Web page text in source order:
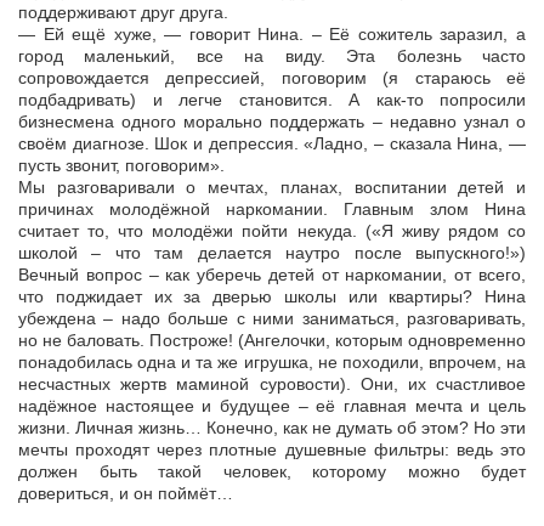
поддерживают друг друга.
— Ей ещё хуже, — говорит Нина. – Её сожитель заразил, а
город маленький, все на виду. Эта болезнь часто
сопровождается депрессией, поговорим (я стараюсь её
подбадривать) и легче становится. А как-то попросили
бизнесмена одного морально поддержать – недавно узнал о
своём диагнозе. Шок и депрессия. «Ладно, – сказала Нина, —
пусть звонит, поговорим».
Мы разговаривали о мечтах, планах, воспитании детей и
причинах молодёжной наркомании. Главным злом Нина
считает то, что молодёжи пойти некуда. («Я живу рядом со
школой – что там делается наутро после выпускного!»)
Вечный вопрос – как уберечь детей от наркомании, от всего,
что поджидает их за дверью школы или квартиры? Нина
убеждена – надо больше с ними заниматься, разговаривать,
но не баловать. Построже! (Ангелочки, которым одновременно
понадобилась одна и та же игрушка, не походили, впрочем, на
несчастных жертв маминой суровости). Они, их счастливое
надёжное настоящее и будущее – её главная мечта и цель
жизни. Личная жизнь… Конечно, как не думать об этом? Но эти
мечты проходят через плотные душевные фильтры: ведь это
должен быть такой человек, которому можно будет
довериться, и он поймёт…